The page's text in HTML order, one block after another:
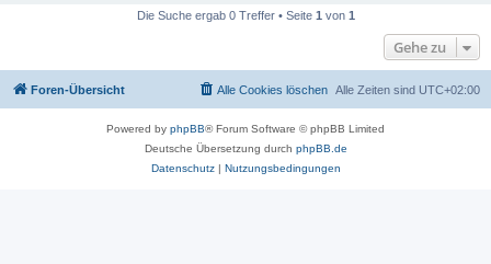
Die Suche ergab 0 Treffer • Seite 1 von 1
Gehe zu
Foren-Übersicht Alle Zeiten sind UTC+02:00
Alle Cookies löschen
Powered by phpBB® Forum Software © phpBB Limited
Deutsche Übersetzung durch phpBB.de
Datenschutz| Nutzungsbedingungen